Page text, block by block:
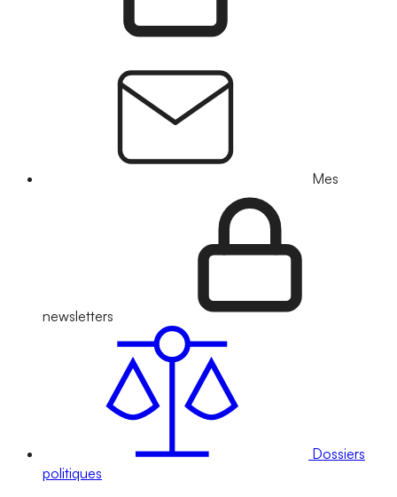
Mes
newsletters
Dossiers
politiques